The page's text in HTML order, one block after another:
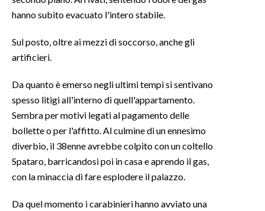
STORE
hanno subito evacuato l'intero stabile.
Sul posto, oltre ai mezzi di soccorso, anche gli
artificieri.
Da quanto è emerso negli ultimi tempi si sentivano
spesso litigi all'interno di quell'appartamento.
Sembra per motivi legati al pagamento delle
bollette o per l'affitto. Al culmine di un ennesimo
diverbio, il 38enne avrebbe colpito con un coltello
Spataro, barricandosi poi in casa e aprendo il gas,
con la minaccia di fare esplodere il palazzo.
Da quel momento i carabinieri hanno avviato una